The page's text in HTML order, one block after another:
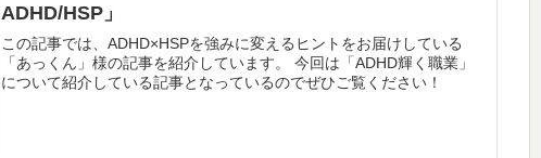
ADHD/HSP」
この記事では、ADHD×HSPを強みに変えるヒントをお届けしている
「あっくん」様の記事を紹介しています。 今回は「ADHD輝く職業」
について紹介している記事となっているのでぜひご覧ください！